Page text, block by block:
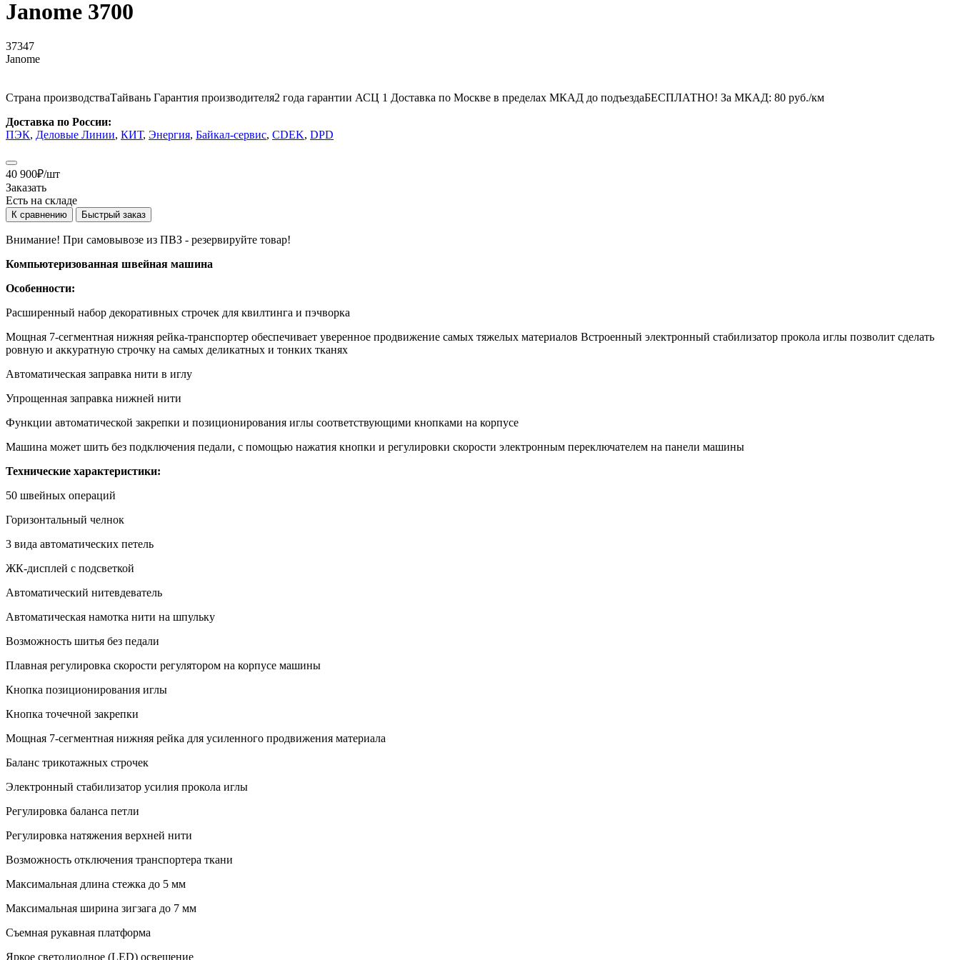
Janome 3700
37347
Janome
Страна производстваТайвань Гарантия производителя2 года гарантии АСЦ 1 Доставка по Москве в пределах МКАД до подъездаБЕСПЛАТНО! За МКАД: 80 руб./км
Доставка по России:
ПЭК, Деловые Линии, КИТ, Энергия, Байкал-сервис, CDEK, DPD
40 900₽/шт
Заказать
Есть на складе
К сравнению Быстрый заказ
Внимание! При самовывозе из ПВЗ - резервируйте товар!
Компьютеризованная швейная машина
Особенности:
Расширенный набор декоративных строчек для квилтинга и пэчворка
Мощная 7-сегментная нижняя рейка-транспортер обеспечивает уверенное продвижение самых тяжелых материалов Встроенный электронный стабилизатор прокола иглы позволит сделать
ровную и аккуратную строчку на самых деликатных и тонких тканях
Автоматическая заправка нити в иглу
Упрощенная заправка нижней нити
Функции автоматической закрепки и позиционирования иглы соответствующими кнопками на корпусе
Машина может шить без подключения педали, с помощью нажатия кнопки и регулировки скорости электронным переключателем на панели машины
Технические характеристики:
50 швейных операций
Горизонтальный челнок
3 вида автоматических петель
ЖК-дисплей с подсветкой
Автоматический нитевдеватель
Автоматическая намотка нити на шпульку
Возможность шитья без педали
Плавная регулировка скорости регулятором на корпусе машины
Кнопка позиционирования иглы
Кнопка точечной закрепки
Мощная 7-сегментная нижняя рейка для усиленного продвижения материала
Баланс трикотажных строчек
Электронный стабилизатор усилия прокола иглы
Регулировка баланса петли
Регулировка натяжения верхней нити
Возможность отключения транспортера ткани
Максимальная длина стежка до 5 мм
Максимальная ширина зигзага до 7 мм
Съемная рукавная платформа
Яркое светодиодное (LED) освещение